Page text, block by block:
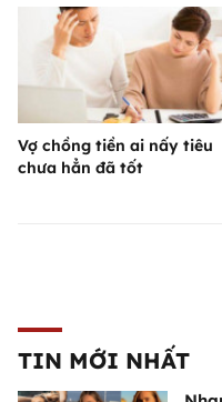
Vợ chồng tiền ai nấy tiêu
chưa hẳn đã tốt
TIN MỚI NHẤT